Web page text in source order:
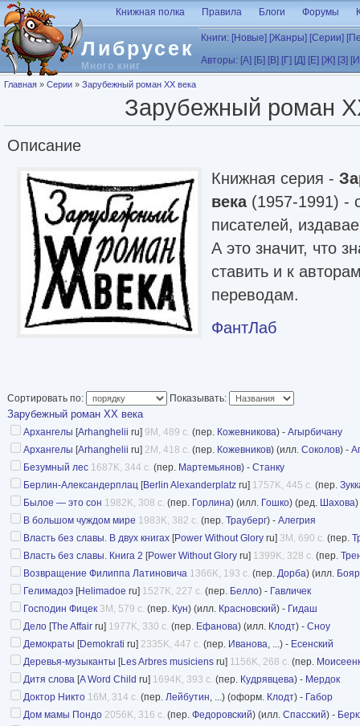
Перейти к основному содержанию
Либрусек
Много книг
Книжная полка Правила Блоги Форумы
Книги: [Новые] [Жанры] [Серии]
Авторы: [А] [Б] [В] [Г] [Д] [Е] [Ж] [З]
Вы здесь
Главная » Серии » Зарубежный роман XX века
Зарубежный роман
Описание
Книжная серия -
века(1957-1991) -
писателей,
А это значит, что
ставить и к
переводам.
ФантЛаб
Сортировать по: Показывать:
Зарубежный роман XX века
Архангелы [Arhanghelii ru] 9M, 489 с. (пер. Кожевникова) - Агырбичану
Архангелы [Arhanghelii ru] 2M, 418 с. (пер. Кожевников) (илл. Соколов) -
Безумный лес 1687K, 344 с. (пер. Мартемьянов) - Станку
Берлин-Александерплац [Berlin Alexanderplatz ru] 1757K, 445 с. (пер.
Былое — это сон 1982K, 308 с. (пер. Горлина) (илл. Гошко) (ред. Шахова
В большом чуждом мире 1983K, 382 с. (пер. Трауберг) - Алегрия
Власть без славы. В двух книгах [Power Without Glory ru] 3M, 690 с. (пер.
Власть без славы. Книга 2 [Power Without Glory ru] 1399K, 328 с. (пер.
Возвращение Филиппа Латиновича 1366K, 193 с. (пер. Дорба) (илл.
Гелимадоэ [Helimadoe ru] 1527K, 227 с. (пер. Белло) - Гавличек
Господин Фицек 3M, 579 с. (пер. Кун) (илл. Красновский) - Гидаш
Дело [The Affair ru] 1977K, 330 с. (пер. Ефанова) (илл. Клодт) - Сноу
Демократы [Demokrati ru] 2335K, 447 с. (пер. Иванова, ...) - Есенский
Деревья-музыканты [Les Arbres musiciens ru] 1156K, 268 с. (пер.
Дитя слова [A Word Child ru] 1694K, 393 с. (пер. Кудрявцева) - Мердок
Доктор Никто 16M, 314 с. (пер. Лейбутин, ...) (оформ. Клодт) - Габор
Дом мамы Пондо 2056K, 316 с. (пер. Федоровский) (илл. Спасский) -